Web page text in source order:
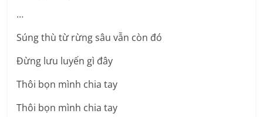
…
Súng thù từ rừng sâu vẫn còn đó
Đừng lưu luyến gì đây
Thôi bọn mình chia tay
Thôi bọn mình chia tay